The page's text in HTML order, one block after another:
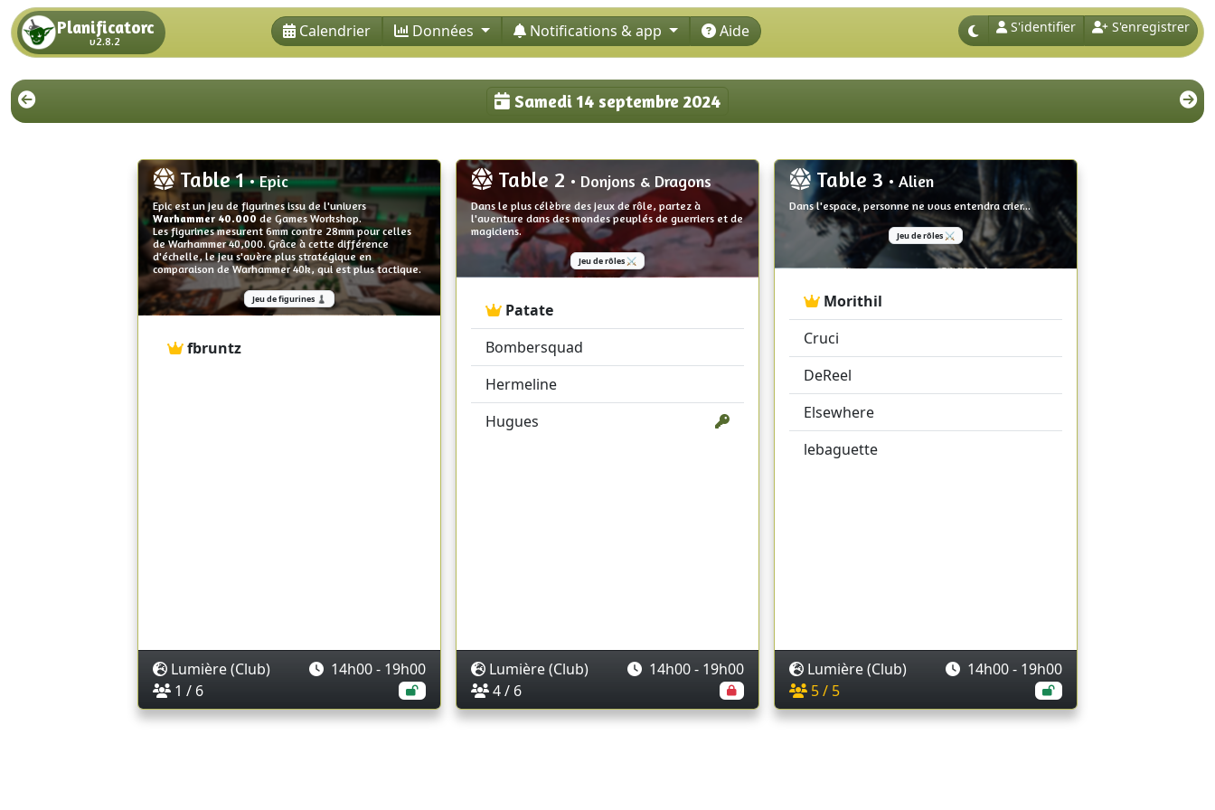
Planificatorc
v2.8.2
Calendrier Données Notifications & app Aide S'identifier S'enregistrer
Samedi 14 septembre 2024
Table 1• Epic
Epic est un jeu de figurines issu de l'univers
Warhammer 40.000 de Games Workshop.
Les figurines mesurent 6mm contre 28mm pour celles
de Warhammer 40,000. Grâce à cette différence
d'échelle, le jeu s'avère plus stratégique en
comparaison de Warhammer 40k, qui est plus tactique.
Jeu de figurines ♟️
fbruntz
Lumière (Club)
14h00 - 19h00
1 / 6
Table 2 • Donjons & Dragons
Dans le plus célèbre des jeux de rôle, partez à
l'aventure dans des mondes peuplés de guerriers et de
magiciens.
Jeu de rôles ⚔️
Patate
Bombersquad
Hermeline
Hugues
Lumière (Club)
14h00 - 19h00
4 / 6
Table 3 • Alien
Dans l'espace, personne ne vous entendra crier...
Jeu de rôles ⚔️
Morithil
Cruci
DeReel
Elsewhere
lebaguette
Lumière (Club)
14h00 - 19h00
5 / 5